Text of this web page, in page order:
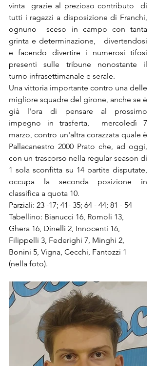
vinta  grazie al prezioso contributo  di
tutti i ragazzi a disposizione di Franchi,
ognuno  sceso in campo con tanta
grinta e determinazione,   divertendosi
e facendo divertire i numerosi tifosi
presenti sulle tribune nonostante il
turno infrasettimanale e serale.
Una vittoria importante contro una delle
migliore squadre del girone, anche se è
già l'ora di pensare al prossimo
impegno in trasferta,  mercoledì 7
marzo, contro un'altra corazzata quale è
Pallacanestro 2000 Prato che, ad oggi,
con un trascorso nella regular season di
1 sola sconfitta su 14 partite disputate,
occupa la seconda posizione in
classifica a quota 10.
Parziali: 23 -17; 41- 35; 64 - 44; 81 - 54
Tabellino: Bianucci 16, Romoli 13,
Ghera 16, Dinelli 2, Innocenti 16,
Filippelli 3, Federighi 7, Minghi 2,
Bonini 5, Vigna, Cecchi, Fantozzi 1
(nella foto).